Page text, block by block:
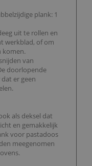
plank: 1
uit te rollen en
werkblad, of om
komen.
van
doorlopende
er geen
als deksel dat
en gemakkelijk
voor pastadoos
meegenomen